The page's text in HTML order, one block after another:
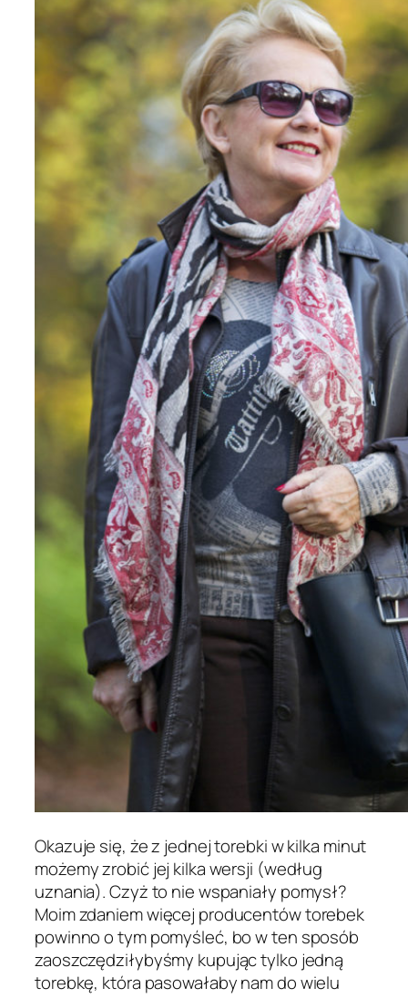
Okazuje się, że z jednej torebki w kilka minut
możemy zrobić jej kilka wersji (według
uznania). Czyż to nie wspaniały pomysł?
Moim zdaniem więcej producentów torebek
powinno o tym pomyśleć, bo w ten sposób
zaoszczędziłybyśmy kupując tylko jedną
torebkę, która pasowałaby nam do wielu